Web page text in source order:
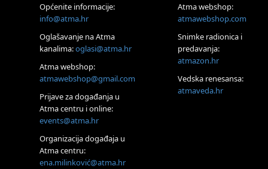
Tečaj Višeg Vodstva, razvijanja intuicije i Akaša zapisa
Online
Postanite Nositelj Vibracije Nove Zemlje
Visoko
Alemka Dauskardt – Jednodnevna radionica sistemskih
konstelacija
Zagreb
HOD PO ŽERAVICI – Seminar koji mijenja tijelo, duh i um
SoulFest – Festival glazbe, mudrosti i zajedništva
Općenite informacije:
info@atma.hr
Oglašavanje na Atma
kanalima:oglasi@atma.hr
Atma webshop:
atmawebshop@gmail.com
Prijave za događanja u
Atma centru i online:
events@atma.hr
Organizacija događaja u
Atma centru:
ena.milinković@atma.hr
Atma webshop:
atmawebshop.com
Snimke radionica i
predavanja:
atmazon.hr
Vedska renesansa:
atmaveda.hr